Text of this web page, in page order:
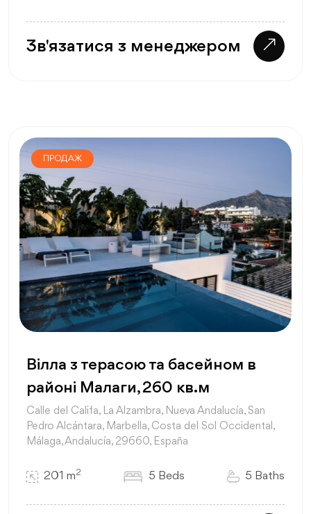
Зв'язатися з менеджером
ПРОДАЖ
Вілла з терасою та басейном в
районі Малаги, 260 кв.м
Calle del Califa, La Alzambra, Nueva Andalucía, San
Pedro Alcántara, Marbella, Costa del Sol Occidental,
Málaga, Andalucía, 29660, España
201 m2 5 Beds 5 Baths